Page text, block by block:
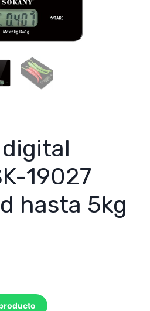
19027
hasta 5kg